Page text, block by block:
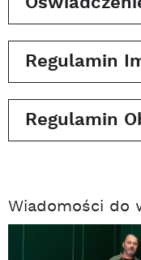
Regulamin
Regulamin
Wiadomości do